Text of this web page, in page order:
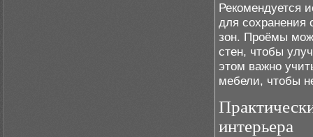
Рекомендуется
для сохранения
зон. Проёмы
стен, чтобы
этом важно
мебели, чтобы
интерьера